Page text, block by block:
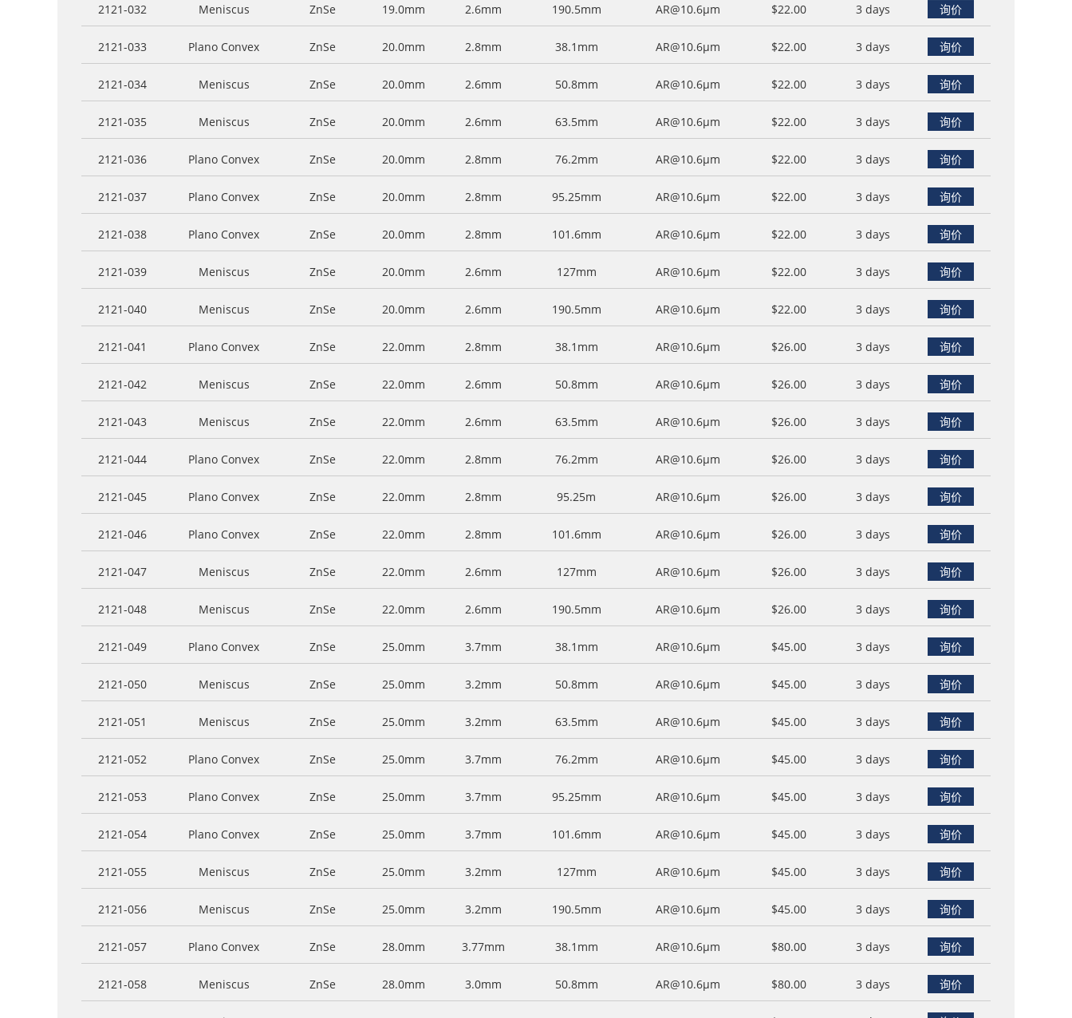
2121-032 Meniscus ZnSe 19.0mm 2.6mm 190.5mm AR@10.6μm $22.00 3 days 询价
2121-033 Plano Convex ZnSe 20.0mm 2.8mm 38.1mm AR@10.6μm $22.00 3 days 询价
2121-034 Meniscus ZnSe 20.0mm 2.6mm 50.8mm AR@10.6μm $22.00 3 days 询价
2121-035 Meniscus ZnSe 20.0mm 2.6mm 63.5mm AR@10.6μm $22.00 3 days 询价
2121-036 Plano Convex ZnSe 20.0mm 2.8mm 76.2mm AR@10.6μm $22.00 3 days 询价
2121-037 Plano Convex ZnSe 20.0mm 2.8mm 95.25mm AR@10.6μm $22.00 3 days 询价
2121-038 Plano Convex ZnSe 20.0mm 2.8mm 101.6mm AR@10.6μm $22.00 3 days 询价
2121-039 Meniscus ZnSe 20.0mm 2.6mm 127mm AR@10.6μm $22.00 3 days 询价
2121-040 Meniscus ZnSe 20.0mm 2.6mm 190.5mm AR@10.6μm $22.00 3 days 询价
2121-041 Plano Convex ZnSe 22.0mm 2.8mm 38.1mm AR@10.6μm $26.00 3 days 询价
2121-042 Meniscus ZnSe 22.0mm 2.6mm 50.8mm AR@10.6μm $26.00 3 days 询价
2121-043 Meniscus ZnSe 22.0mm 2.6mm 63.5mm AR@10.6μm $26.00 3 days 询价
2121-044 Plano Convex ZnSe 22.0mm 2.8mm 76.2mm AR@10.6μm $26.00 3 days 询价
2121-045 Plano Convex ZnSe 22.0mm 2.8mm 95.25m AR@10.6μm $26.00 3 days 询价
2121-046 Plano Convex ZnSe 22.0mm 2.8mm 101.6mm AR@10.6μm $26.00 3 days 询价
2121-047 Meniscus ZnSe 22.0mm 2.6mm 127mm AR@10.6μm $26.00 3 days 询价
2121-048 Meniscus ZnSe 22.0mm 2.6mm 190.5mm AR@10.6μm $26.00 3 days 询价
2121-049 Plano Convex ZnSe 25.0mm 3.7mm 38.1mm AR@10.6μm $45.00 3 days 询价
2121-050 Meniscus ZnSe 25.0mm 3.2mm 50.8mm AR@10.6μm $45.00 3 days 询价
2121-051 Meniscus ZnSe 25.0mm 3.2mm 63.5mm AR@10.6μm $45.00 3 days 询价
2121-052 Plano Convex ZnSe 25.0mm 3.7mm 76.2mm AR@10.6μm $45.00 3 days 询价
2121-053 Plano Convex ZnSe 25.0mm 3.7mm 95.25mm AR@10.6μm $45.00 3 days 询价
2121-054 Plano Convex ZnSe 25.0mm 3.7mm 101.6mm AR@10.6μm $45.00 3 days 询价
2121-055 Meniscus ZnSe 25.0mm 3.2mm 127mm AR@10.6μm $45.00 3 days 询价
2121-056 Meniscus ZnSe 25.0mm 3.2mm 190.5mm AR@10.6μm $45.00 3 days 询价
2121-057 Plano Convex ZnSe 28.0mm 3.77mm 38.1mm AR@10.6μm $80.00 3 days 询价
2121-058 Meniscus ZnSe 28.0mm 3.0mm 50.8mm AR@10.6μm $80.00 3 days 询价